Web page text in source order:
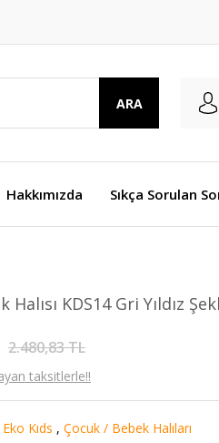
ARA
Hakkımızda Sıkça Sorulan
KDS14 Gri Yıldız
2.480,83 TL
taksitlerle!!
Eko Kıds , Çocuk / Bebek Halıları